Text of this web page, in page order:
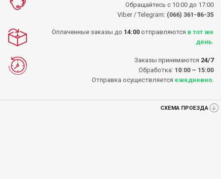
Обращайтесь с 10:00 до 17:00
Viber / Telegram: (066) 361-86-35
Оплаченные заказы до 14:00 отправляются в тот же
день
Заказы принимаются 24/7
Обработка: 10:00 – 15:00
Отправка осуществляется ежедневно
СХЕМА ПРОЕЗДА